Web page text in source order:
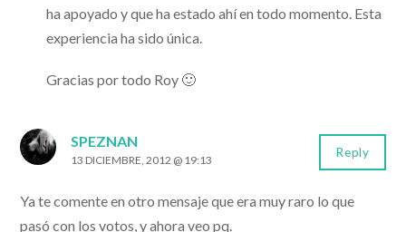
ha apoyado y que ha estado ahí en todo momento. Esta
experiencia ha sido única.
Gracias por todo Roy 🙂
SPEZNAN
13 DICIEMBRE, 2012 @ 19:13
Ya te comente en otro mensaje que era muy raro lo que
pasó con los votos, y ahora veo pq.
Reply